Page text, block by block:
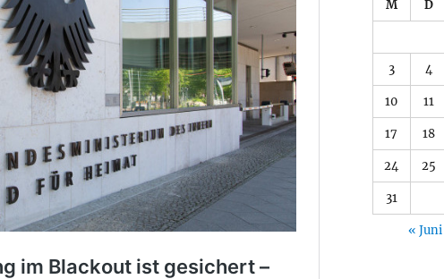
M D
3 4
10 11
17 18
24 25
31
« Juni